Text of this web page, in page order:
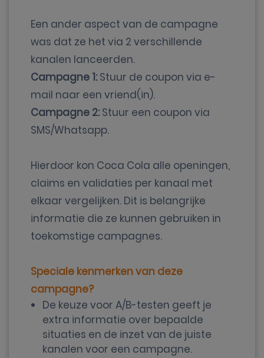
Een ander aspect van de campagne
was dat ze het via 2 verschillende
kanalen lanceerden.
Campagne 1: Stuur de coupon via e-
mail naar een vriend(in).
Campagne 2: Stuur een coupon via
SMS/Whatsapp.
Hierdoor kon Coca Cola alle openingen,
claims en validaties per kanaal met
elkaar vergelijken. Dit is belangrijke
informatie die ze kunnen gebruiken in
toekomstige campagnes.
Speciale kenmerken van deze
campagne?
De keuze voor A/B-testen geeft je
extra informatie over bepaalde
situaties en de inzet van de juiste
kanalen voor een campagne.